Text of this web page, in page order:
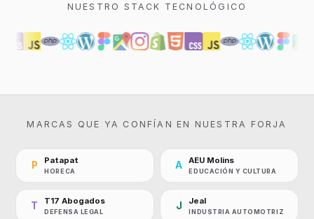
NUESTRO STACK TECNOLÓGICO
MARCAS QUE YA CONFÍAN EN NUESTRA FORJA
P Patapat
HORECA
A AEU Molins
EDUCACIÓN Y CULTURA
T T17 Abogados
DEFENSA LEGAL
J Jeal
INDUSTRIA AUTOMOTRIZ